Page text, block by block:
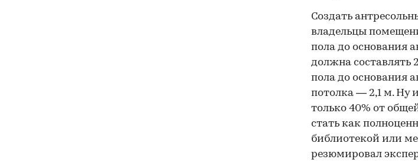
Создать
владельцы
пола до основания
должна составлять
пола до основания
потолка — 2,1 м. Ну
только 40% от
стать как
библиотекой или
резюмировал